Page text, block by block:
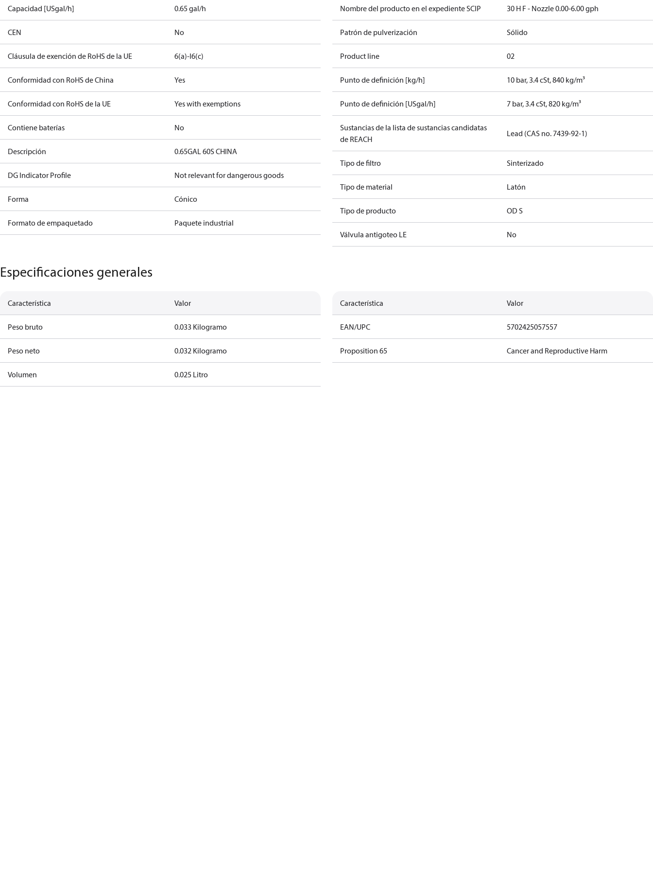
Capacidad [USgal/h] 0.65 gal/h
CEN No
Cláusula de exención de RoHS de la UE 6(a)-I6(c)
Conformidad con RoHS de China Yes
Conformidad con RoHS de la UE Yes with exemptions
Contiene baterías No
Descripción 0.65GAL 60S CHINA
DG Indicator Profile Not relevant for dangerous goods
Forma Cónico
Formato de empaquetado Paquete industrial
Nombre del producto en el expediente SCIP 30 H F - Nozzle 0.00-6.00 gph
Patrón de pulverización Sólido
Product line 02
Punto de definición [kg/h] 10 bar, 3.4 cSt, 840 kg/m³
Punto de definición [USgal/h] 7 bar, 3.4 cSt, 820 kg/m³
Sustancias de la lista de sustancias candidatas
de REACH
Lead (CAS no. 7439-92-1)
Tipo de filtro Sinterizado
Tipo de material Latón
Tipo de producto OD S
Válvula antigoteo LE No
Especificaciones generales
Característica Valor
Peso bruto 0.033 Kilogramo
Peso neto 0.032 Kilogramo
Volumen 0.025 Litro
Característica Valor
EAN/UPC 5702425057557
Proposition 65 Cancer and Reproductive Harm